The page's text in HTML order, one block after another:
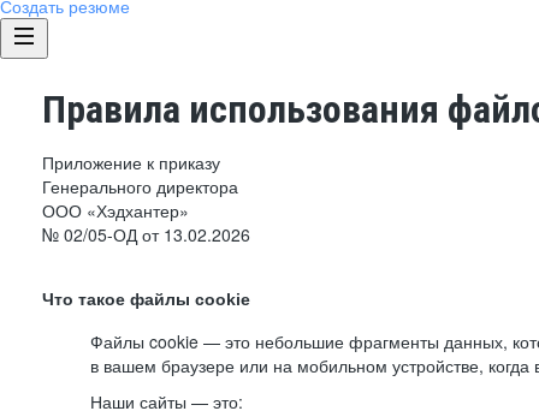
Создать резюме
Правила использования
Приложение к приказу
Генерального директора
ООО «Хэдхантер»
№ 02/05-ОД от 13.02.2026
Что такое файлы cookie
Файлы cookie — это небольшие фрагменты данных,
в вашем браузере или на мобильном устройстве,
Наши сайты — это: